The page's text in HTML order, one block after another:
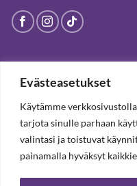
Evästeasetukset
Käytämme
tarjota sinulle parhaan
valintasi ja toistuvat
painamalla hyväksyt
Suljettu pysyvästi
TILAA UUTISKIRJE,